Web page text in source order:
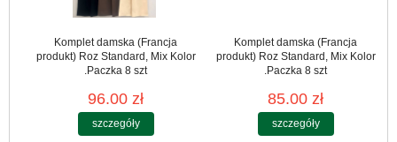
Komplet damska (Francja
produkt) Roz Standard, Mix Kolor
.Paczka 8 szt
96.00 zł
szczegóły
Komplet damska (Francja
produkt) Roz Standard, Mix Kolor
.Paczka 8 szt
85.00 zł
szczegóły